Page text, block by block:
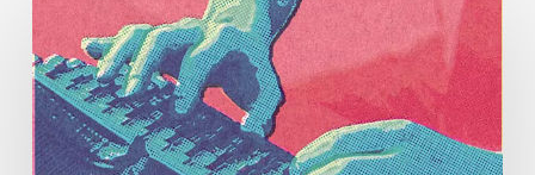
Erfolgreicher
Vortragsabend
mit
Prof.
Dr.